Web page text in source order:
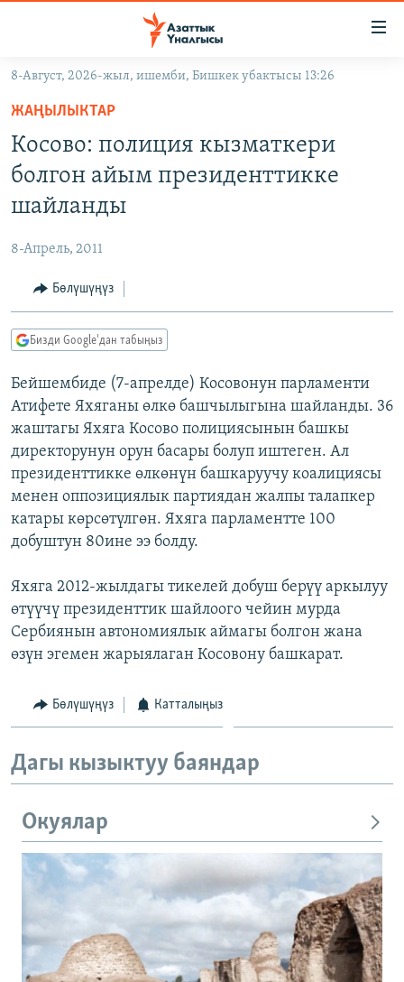
Навигацияга
өтүңүз
Издөөгө
салыңыз
САЯСАТ
МАДАНИЯТ
ДҮЙНӨ
ДҮЙНӨ
УКРАИНА
ТВ ПРОГРАММАЛАР
БҮГҮН АЗАТТЫКТА
ДАНИСТЕ
ЭЖЕ-СИҢДИЛЕР
АЗАТТЫК+
ПОДКАСТ
ОНЛАЙН ШЕРИНЕ
ЭЕ/АРнун бардык сайттары
8-Август, 2026-жыл, ишемби, Бишкек убактысы 13:26
ЖАҢЫЛЫКТАР
Косово: полиция кызматкери
болгон айым президенттикке
шайланды
8-Апрель, 2011
Бөлүшүңүз
Бизди Google'дан табыңыз
Бейшембиде (7-апрелде) Косовонун парламенти
Атифете Яхяганы өлкө башчылыгына шайланды. 36
жаштагы Яхяга Косово полициясынын башкы
директорунун орун басары болуп иштеген. Ал
президенттикке өлкөнүн башкаруучу коалициясы
менен оппозициялык партиядан жалпы талапкер
катары көрсөтүлгөн. Яхяга парламентте 100
добуштун 80ине ээ болду.
Яхяга 2012-жылдагы тикелей добуш берүү аркылуу
өтүүчү президенттик шайлоого чейин мурда
Сербиянын автономиялык аймагы болгон жана
өзүн эгемен жарыялаган Косовону башкарат.
Бөлүшүңүз Катталыңыз
Дагы кызыктуу баяндар
Окуялар